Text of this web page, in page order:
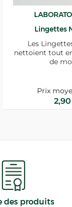
Lingettes
Les
nettoient tout
de
Prix
des produits